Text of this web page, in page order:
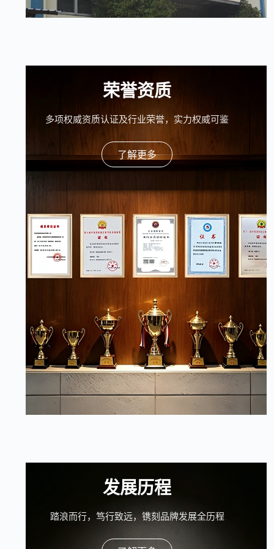
荣誉资质
多项权威资质认证及行业荣誉，实力权威可鉴
了解更多
发展历程
踏浪而行，笃行致远，镌刻品牌发展全历程